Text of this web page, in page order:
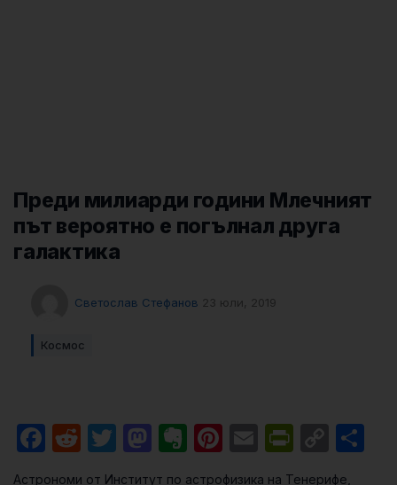
Преди милиарди години Млечният
път вероятно е погълнал друга
галактика
Светослав Стефанов 23 юли, 2019
Космос
Facebook
RedditTwitter
Mastodon
Evernote
Pinterest
Email
Link
Астрономи от Институт по астрофизика на Тенерифе,